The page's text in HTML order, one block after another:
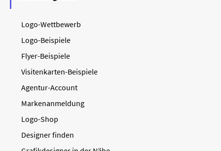
Logo-Wettbewerb
Logo-Beispiele
Flyer-Beispiele
Visitenkarten-Beispiele
Agentur-Account
Markenanmeldung
Logo-Shop
Designer finden